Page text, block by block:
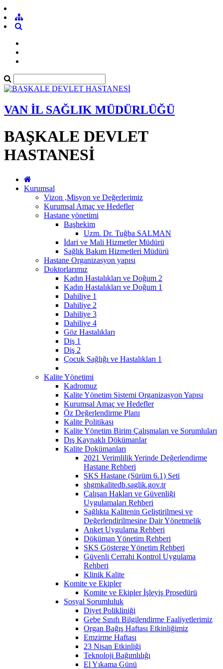
VAN İL SAĞLIK MÜDÜRLÜĞÜ
BAŞKALE DEVLET
HASTANESİ
Kurumsal
Vizon ,Misyon ve Değerlerimiz
Kurumsal Amaç ve Hedefler
Hastane yönetimi
Başhekim
Uzm. Dr. Tuğba SALMAN
İdari ve Mali Hizmetler Müdürü
Sağlık Bakım Hizmetleri Müdürü
Hastane Organizasyon yapısı
Doktorlarımız
Kadın Hastalıkları ve Doğum 2
Kadın Hastalıkları ve Doğum 1
Dahiliye 1
Dahiliye 2
Dahiliye 3
Dahiliye 4
Göz Hastalıkları
Diş 1
Diş 2
Çocuk Sağlığı ve Hastalıkları 1
Kalite Yönetimi
Kadromuz
Kalite Yönetim Sistemi Organizasyon Yapısı
Kurumsal Amaç ve Hedefler
Öz Değerlendirme Planı
Kalite Politikası
Kalite Yönetim Birim Çalışmaları ve Sorumluları
Dış Kaynaklı Dökümanlar
Kalite Dokümanları
2021 Verimlilik Yerinde Değerlendirme
Hastane Rehberi
SKS Hastane (Sürüm 6.1) Seti
shgmkalitedb.saglik.gov.tr
Çalışan Hakları ve Güvenliği
Uygulamaları Rehberi
Sağlıkta Kalitenin Geliştirilmesi ve
Değerlendirilmesine Dair Yönetmelik
Anket Uygulama Rehberi
Döküman Yönetim Rehberi
SKS Gösterge Yönetim Rehberi
Güvenli Cerrahi Kontrol Uygulama
Rehberi
Klinik Kalite
Komite ve Ekipler
Komite ve Ekipler İşleyiş Prosedürü
Sosyal Sorumluluk
Diyet Polikliniği
Gebe Sınıfı Bilgilendirme Faaliyetlerimiz
Organ Bağış Haftası Etkinliğimiz
Emzirme Haftası
23 Nisan Etkinliği
Teknoloji Bağımlılığı
El Yıkama Günü